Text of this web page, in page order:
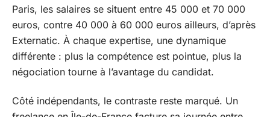
Paris, les salaires se situent entre 45 000 et 70 000
euros, contre 40 000 à 60 000 euros ailleurs, d’après
Externatic. À chaque expertise, une dynamique
différente : plus la compétence est pointue, plus la
négociation tourne à l’avantage du candidat.
Côté indépendants, le contraste reste marqué. Un